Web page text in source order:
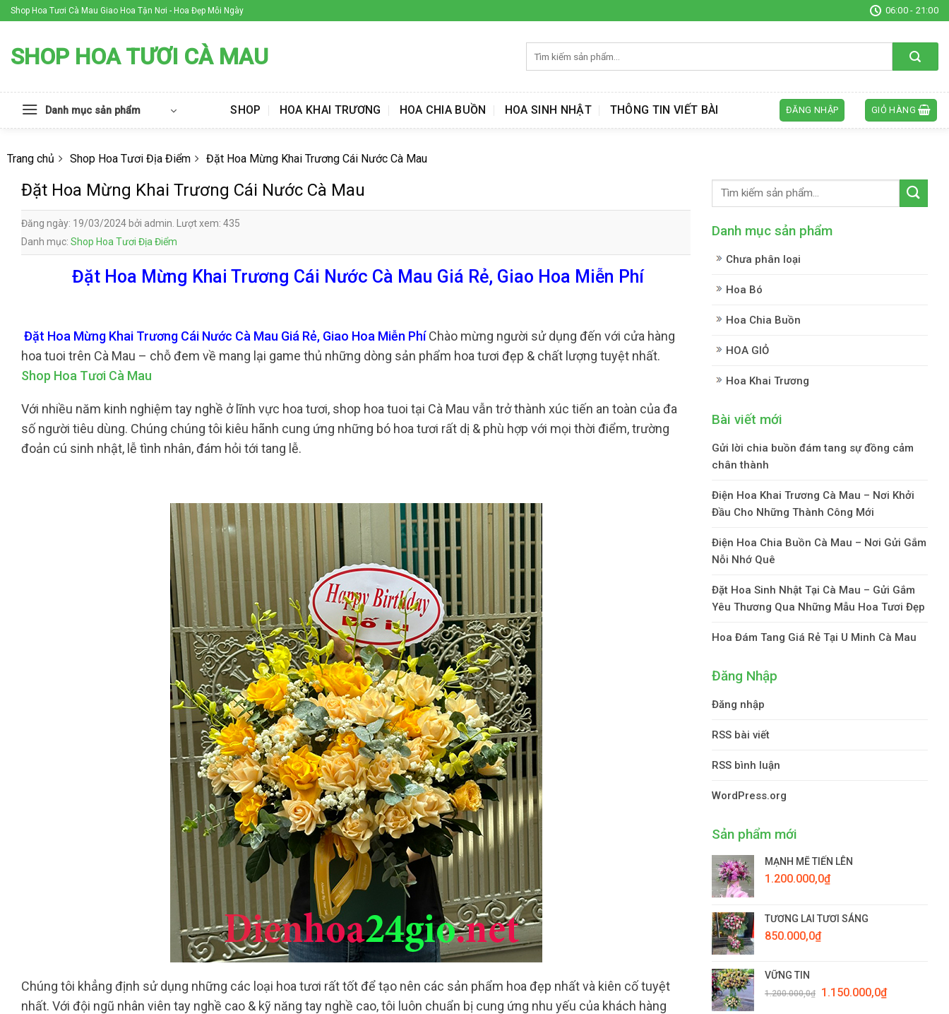
Skip
to
Shop Hoa Tươi Cà Mau Giao Hoa Tận Nơi - Hoa Đẹp Mỗi Ngày 06:00 - 21:00
SHOP HOA TƯƠI CÀ MAU
kiếm:
Danh mục sản phẩm SHOP HOA KHAI TRƯƠNG HOA CHIA BUỒN HOA SINH NHẬT THÔNG TIN VIẾT BÀI ĐĂNG NHẬP GIỎ HÀNG
Trang chủ Shop Hoa Tươi Địa Điểm Đặt Hoa Mừng Khai Trương Cái Nước Cà Mau
Đặt Hoa Mừng Khai Trương Cái Nước Cà Mau
Đăng ngày: 19/03/2024 bởi admin. Lượt xem: 435
Danh mục: Shop Hoa Tươi Địa Điểm
Đặt Hoa Mừng Khai Trương Cái Nước Cà Mau Giá Rẻ, Giao Hoa Miễn Phí
Đặt Hoa Mừng Khai Trương Cái Nước Cà Mau Giá Rẻ, Giao Hoa Miễn PhíChào mừng người sử dụng đến với cửa hàng
hoa tuoi trên Cà Mau – chỗ đem về mang lại game thủ những dòng sản phẩm hoa tươi đẹp & chất lượng tuyệt nhất.
Shop Hoa Tươi Cà Mau
Với nhiều năm kinh nghiệm tay nghề ở lĩnh vực hoa tươi, shop hoa tuoi tại Cà Mau vẫn trở thành xúc tiến an toàn của đa
số người tiêu dùng. Chúng chúng tôi kiêu hãnh cung ứng những bó hoa tươi rất dị & phù hợp với mọi thời điểm, trường
đoản cú sinh nhật, lễ tình nhân, đám hỏi tới tang lễ.
Chúng tôi khẳng định sử dụng những các loại hoa tươi rất tốt để tạo nên các sản phẩm hoa đẹp nhất và kiên cố tuyệt
nhất. Với đội ngũ nhân viên tay nghề cao & kỹ năng tay nghề cao, tôi luôn chuẩn bị cung ứng nhu yếu của khách hàng
Danh mục sản phẩm
Chưa phân loại
Hoa Bó
Hoa Chia Buồn
HOA GIỎ
Hoa Khai Trương
Bài viết mới
Gửi lời chia buồn đám tang sự đồng cảm
chân thành
Điện Hoa Khai Trương Cà Mau – Nơi Khởi
Đầu Cho Những Thành Công Mới
Điện Hoa Chia Buồn Cà Mau – Nơi Gửi Gắm
Nỗi Nhớ Quê
Đặt Hoa Sinh Nhật Tại Cà Mau – Gửi Gắm
Yêu Thương Qua Những Mẫu Hoa Tươi Đẹp
Hoa Đám Tang Giá Rẻ Tại U Minh Cà Mau
Đăng Nhập
Đăng nhập
RSS bài viết
RSS bình luận
WordPress.org
Sản phẩm mới
MẠNH MẼ TIẾN LÊN
1.200.000,0₫
TƯƠNG LAI TƯƠI SÁNG
850.000,0₫
VỮNG TIN
1.200.000,0₫
Giá
1.150.000,0₫Giá